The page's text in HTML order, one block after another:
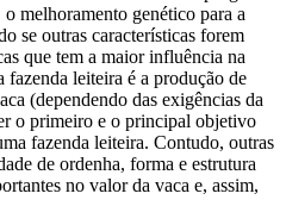
melhoramento genético para a
se outras características forem
que tem a maior influência na
leiteira é a produção de
(dependendo das exigências da
o primeiro e o principal objetivo
fazenda leiteira. Contudo, outras
de ordenha, forma e estrutura
no valor da vaca e, assim,